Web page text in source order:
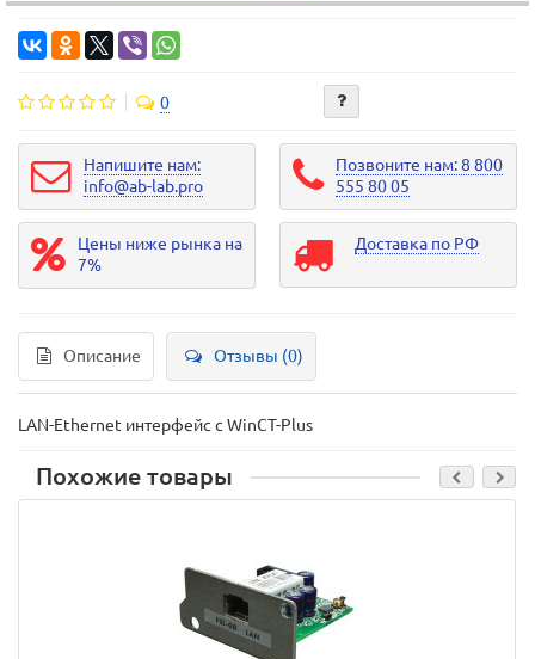
0
Напишите нам:
info@ab-lab.pro
Позвоните нам: 8 800
555 80 05
Цены ниже рынка на
7%
Доставка по РФ
Описание Отзывы (0)
LAN-Ethernet интерфейс с WinCT-Plus
Похожие товары